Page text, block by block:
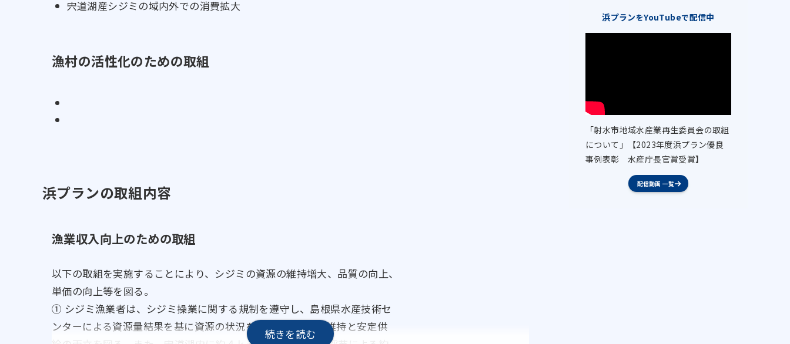
宍道湖産シジミの域内外での消費拡大
漁村の活性化のための取組
浜プランの取組内容
漁業収入向上のための取組
以下の取組を実施することにより、シジミの資源の維持増大、品質の向上、
単価の向上等を図る。
① シジミ漁業者は、シジミ操業に関する規制を遵守し、島根県水産技術セ
ンターによる資源量結果を基に資源の状況を確認して、資源維持と安定供
浜プランをYouTubeで配信中
「射水市地域水産業再生委員会の取組
について」【2023年度浜プラン優良
事例表彰 水産庁長官賞受賞】
配信動画 一覧